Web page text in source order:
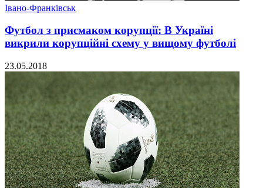
Івано-Франківськ
Футбол з присмаком корупції: В Україні
викрили корупційні схему у вищому футболі
23.05.2018